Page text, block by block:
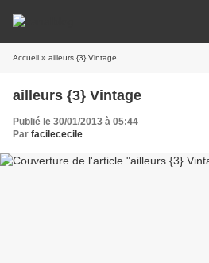
Accueil » ailleurs {3} Vintage
ailleurs {3} Vintage
Publié le 30/01/2013 à 05:44
Par facilececile